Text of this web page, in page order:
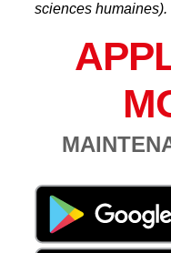
sciences humaines).